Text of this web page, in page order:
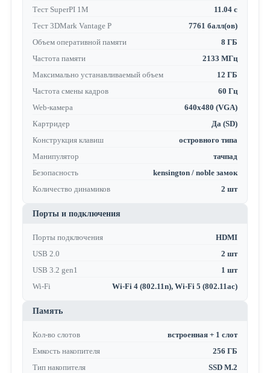
Тест SuperPI 1M
11.04 с
Тест 3DMark Vantage P
7761 балл(ов)
Объем оперативной памяти
8 ГБ
Частота памяти
2133 МГц
Максимально устанавливаемый объем
12 ГБ
Частота смены кадров
60 Гц
Web-камера
640x480 (VGA)
Картридер
Да (SD)
Конструкция клавиш
островного типа
Манипулятор
тачпад
Безопасность
kensington / noble замок
Количество динамиков
2 шт
Порты и подключения
Порты подключения
HDMI
USB 2.0
2 шт
USB 3.2 gen1
1 шт
Wi-Fi
Wi-Fi 4 (802.11n), Wi-Fi 5 (802.11ac)
Память
Кол-во слотов
встроенная + 1 слот
Емкость накопителя
256 ГБ
Тип накопителя
SSD M.2